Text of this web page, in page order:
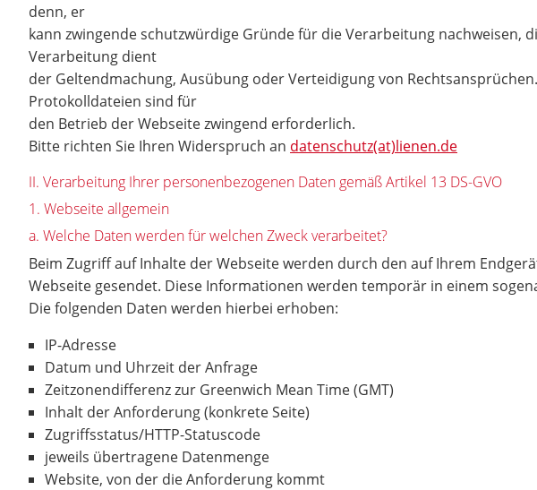
denn, er
kann zwingende schutzwürdige Gründe für die Verarbeitung
Verarbeitung dient
der Geltendmachung, Ausübung oder Verteidigung von
Protokolldateien sind für
den Betrieb der Webseite zwingend erforderlich.
Bitte richten Sie Ihren Widerspruch an datenschutz(at)lienen.de
II. Verarbeitung Ihrer personenbezogenen Daten gemäß Artikel 13 DS-GVO
1. Webseite allgemein
a. Welche Daten werden für welchen Zweck verarbeitet?
Beim Zugriff auf Inhalte der Webseite werden durch den auf Ihrem
Webseite gesendet. Diese Informationen werden temporär in einem
Die folgenden Daten werden hierbei erhoben:
IP-Adresse
Datum und Uhrzeit der Anfrage
Zeitzonendifferenz zur Greenwich Mean Time (GMT)
Inhalt der Anforderung (konkrete Seite)
Zugriffsstatus/HTTP-Statuscode
jeweils übertragene Datenmenge
Website, von der die Anforderung kommt